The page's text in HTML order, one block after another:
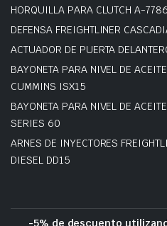
HORQUILLA PARA CLUTCH A-7786
DEFENSA FREIGHTLINER
ACTUADOR DE PUERTA
BAYONETA PARA NIVEL DE
CUMMINS ISX15
BAYONETA PARA NIVEL DE
SERIES 60
ARNES DE INYECTORES
DIESEL DD15
-5% de descuento